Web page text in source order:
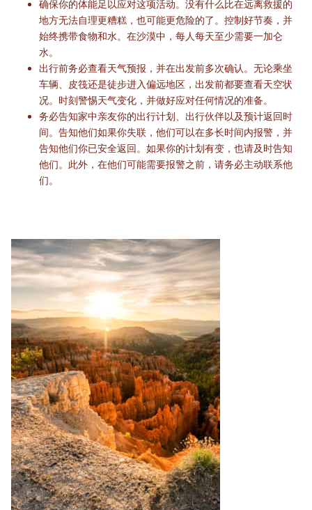
确保你的体能足以应对这项活动。没有什么比在远离救援的
地方无法自理更糟糕，也可能更危险的了。控制好节奏，并
始终携带食物和水。在沙漠中，每人每天至少需要一加仑
水。
出行前务必查看天气预报，并在出发前多次确认。无论乘坐
车辆、皮筏还是徒步进入偏远地区，出发前都要查看天空状
况。时刻警惕天气变化，并做好应对任何情况的准备。
务必告知家中亲友你的出行计划、出行伙伴以及预计返回时
间。告知他们如果你失联，他们可以在多长时间内报警，并
告知他们你已安全返回。如果你的计划有变，也请及时告知
他们。此外，在他们可能需要报警之前，请务必主动联系他
们。